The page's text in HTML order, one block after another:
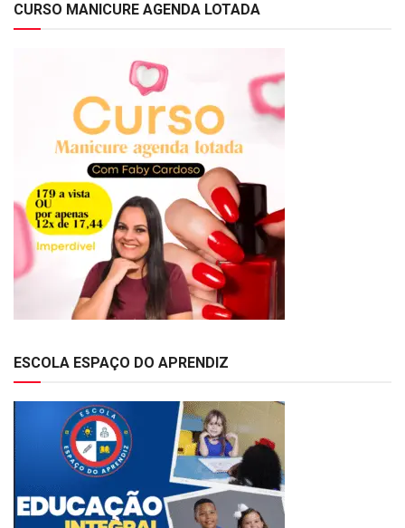
CURSO MANICURE AGENDA LOTADA
ESCOLA ESPAÇO DO APRENDIZ